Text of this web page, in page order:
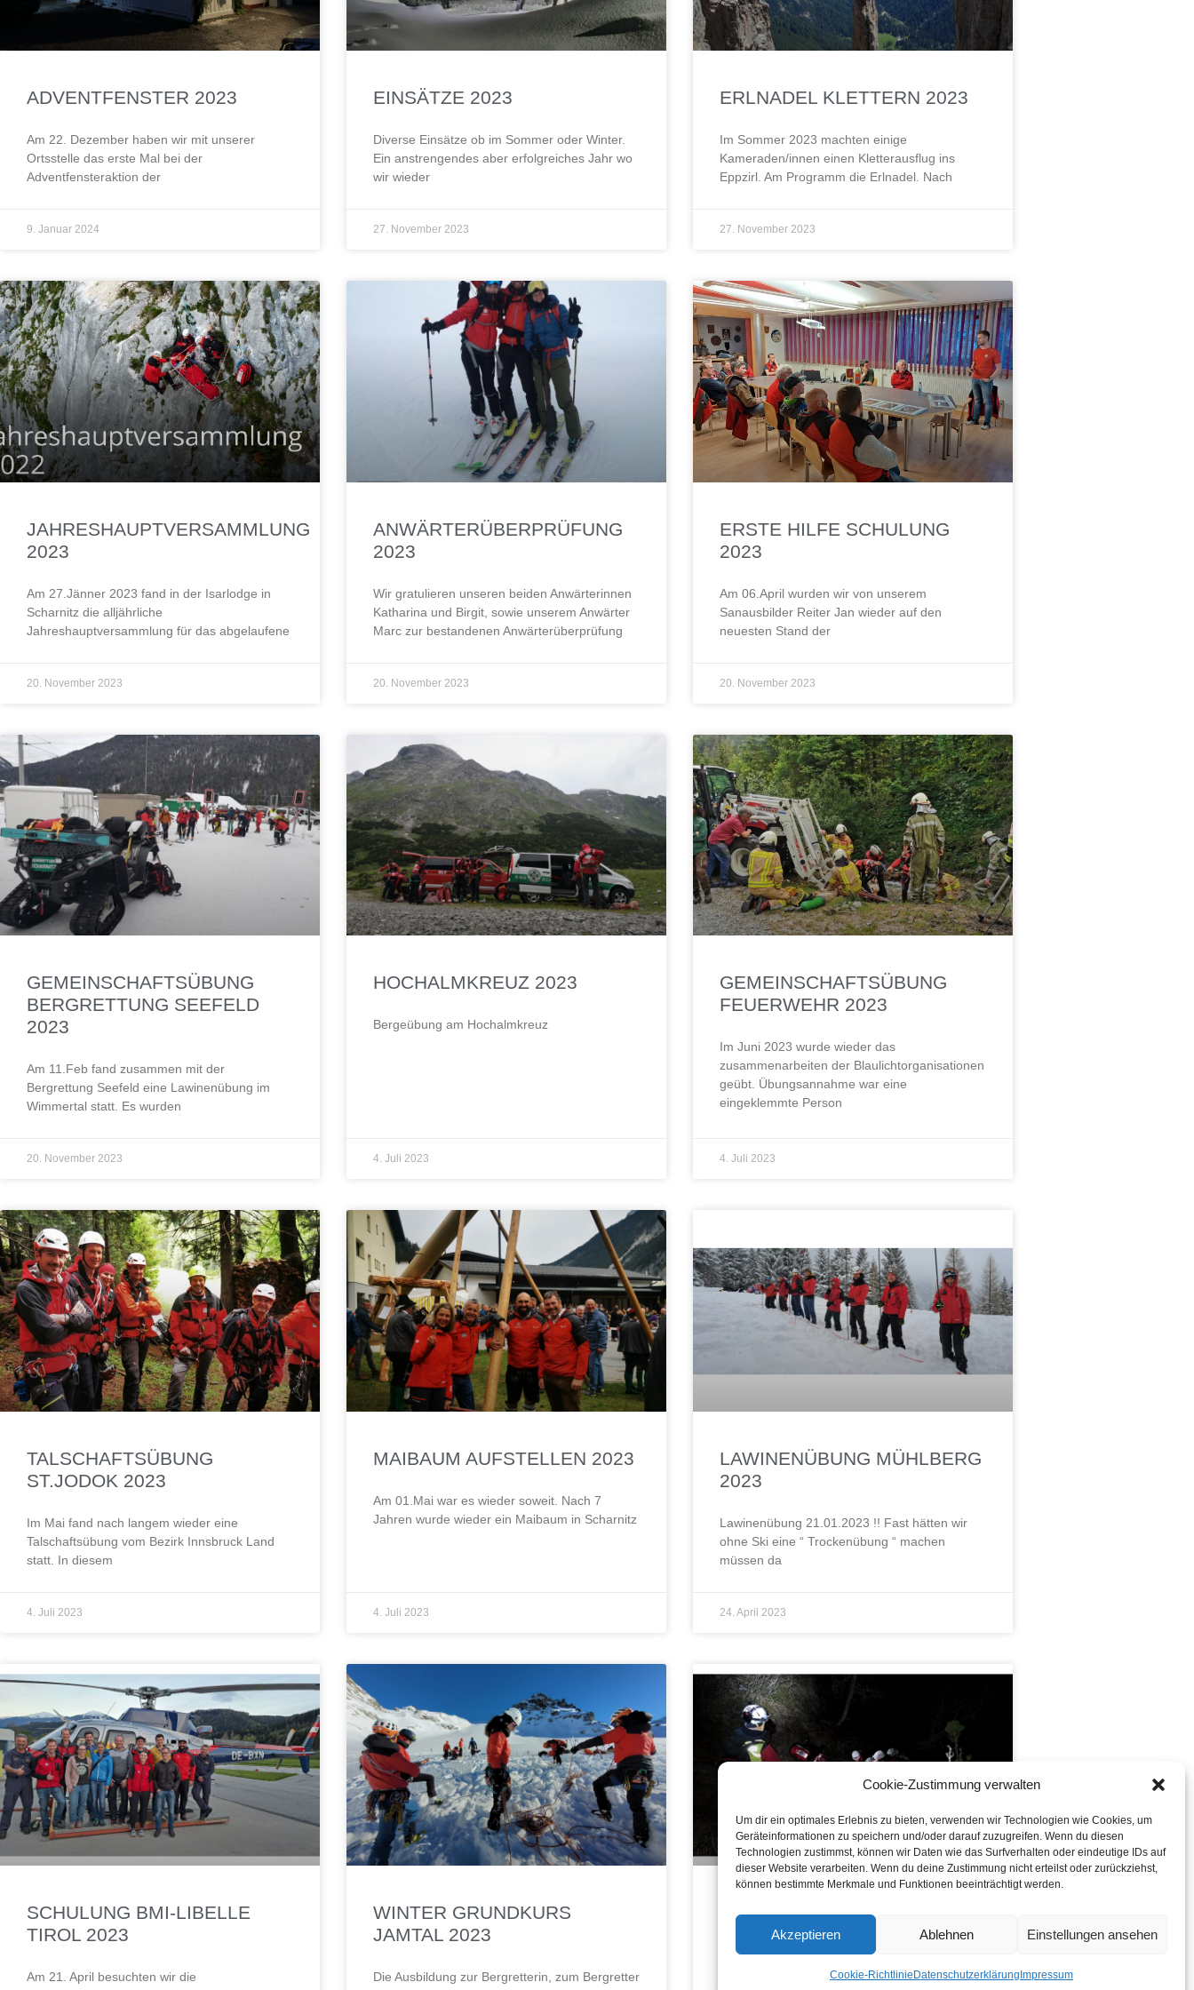
Cookie-Zustimmung verwalten
Um dir ein optimales Erlebnis zu bieten, verwenden wir Technologien wie Cookies, um
Geräteinformationen zu speichern und/oder darauf zuzugreifen. Wenn du diesen
Technologien zustimmst, können wir Daten wie das Surfverhalten oder eindeutige IDs auf
dieser Website verarbeiten. Wenn du deine Zustimmung nicht erteilst oder zurückziehst,
können bestimmte Merkmale und Funktionen beeinträchtigt werden.
Akzeptieren Ablehnen Einstellungen ansehen
Cookie-Richtlinie Datenschutzerklärung Impressum
ADVENTFENSTER 2023
Am 22. Dezember haben wir mit unserer
Ortsstelle das erste Mal bei der
Adventfensteraktion der
9. Januar 2024
EINSÄTZE 2023
Diverse Einsätze ob im Sommer oder Winter.
Ein anstrengendes aber erfolgreiches Jahr wo
wir wieder
27. November 2023
ERLNADEL KLETTERN 2023
Im Sommer 2023 machten einige
Kameraden/innen einen Kletterausflug ins
Eppzirl. Am Programm die Erlnadel. Nach
27. November 2023
JAHRESHAUPTVERSAMMLUNG
2023
Am 27.Jänner 2023 fand in der Isarlodge in
Scharnitz die alljährliche
Jahreshauptversammlung für das abgelaufene
20. November 2023
ANWÄRTERÜBERPRÜFUNG
2023
Wir gratulieren unseren beiden Anwärterinnen
Katharina und Birgit, sowie unserem Anwärter
Marc zur bestandenen Anwärterüberprüfung
20. November 2023
ERSTE HILFE SCHULUNG
2023
Am 06.April wurden wir von unserem
Sanausbilder Reiter Jan wieder auf den
neuesten Stand der
20. November 2023
GEMEINSCHAFTSÜBUNG
BERGRETTUNG SEEFELD
2023
Am 11.Feb fand zusammen mit der
Bergrettung Seefeld eine Lawinenübung im
Wimmertal statt. Es wurden
20. November 2023
HOCHALMKREUZ 2023
Bergeübung am Hochalmkreuz
4. Juli 2023
GEMEINSCHAFTSÜBUNG
FEUERWEHR 2023
Im Juni 2023 wurde wieder das
zusammenarbeiten der Blaulichtorganisationen
geübt. Übungsannahme war eine
eingeklemmte Person
4. Juli 2023
TALSCHAFTSÜBUNG
ST.JODOK 2023
Im Mai fand nach langem wieder eine
Talschaftsübung vom Bezirk Innsbruck Land
statt. In diesem
4. Juli 2023
MAIBAUM AUFSTELLEN 2023
Am 01.Mai war es wieder soweit. Nach 7
Jahren wurde wieder ein Maibaum in Scharnitz
4. Juli 2023
LAWINENÜBUNG MÜHLBERG
2023
Lawinenübung 21.01.2023 !! Fast hätten wir
ohne Ski eine “ Trockenübung “ machen
müssen da
24. April 2023
SCHULUNG BMI-LIBELLE
TIROL 2023
Am 21. April besuchten wir die
WINTER GRUNDKURS
JAMTAL 2023
Die Ausbildung zur Bergretterin, zum Bergretter
EINSATZÜBUNG
KREIDEGRABEN JÄNNER
2023